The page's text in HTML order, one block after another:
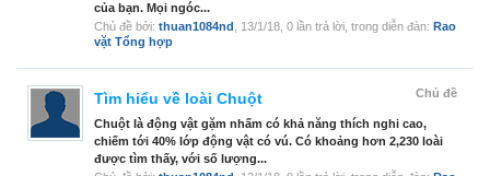
của bạn. Mọi ngóc...
Chủ đề bởi: thuan1084nd 13/1/18 , 0 lần trả lời, trong diễn đàn: Rao
vặt Tổng hợp
Chủ đề
Tìm hiểu về loài Chuột
Chuột là động vật gặm nhấm có khả năng thích nghi cao,
chiếm tới 40% lớp động vật có vú. Có khoảng hơn 2,230 loài
được tìm thấy, với số lượng...